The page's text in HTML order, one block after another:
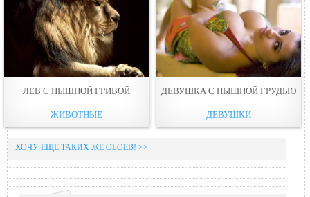
ЛЕВ С ПЫШНОЙ ГРИВОЙ
ЖИВОТНЫЕ
ДЕВУШКА С ПЫШНОЙ ГРУДЬЮ
ДЕВУШКИ
ХОЧУ ЕЩЕ ТАКИХ ЖЕ ОБОЕВ! >>